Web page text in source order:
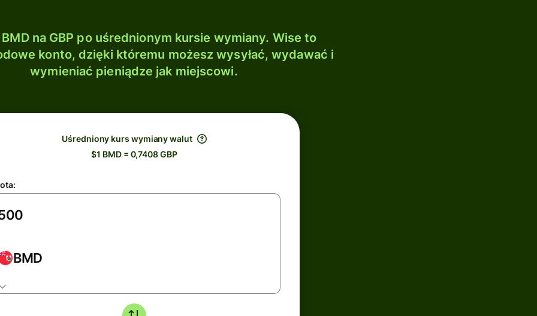
na GBP po uśrednionym kursie wymiany. Wise to
konto, dzięki któremu możesz wysyłać, wydawać i
wymieniać pieniądze jak miejscowi.
Uśredniony kurs wymiany walut
$1 BMD = 0,7408 GBP
BMD